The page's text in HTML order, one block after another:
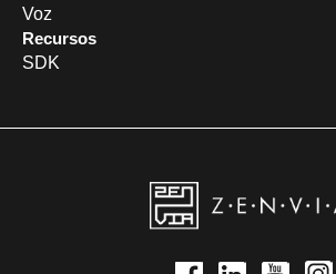
Voz
Recursos
SDK